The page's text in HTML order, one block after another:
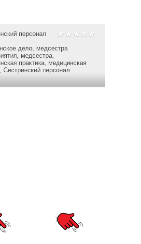
персонал
дело, медсестра
, медсестра,
практика, медицинская
, Сестринский персонал